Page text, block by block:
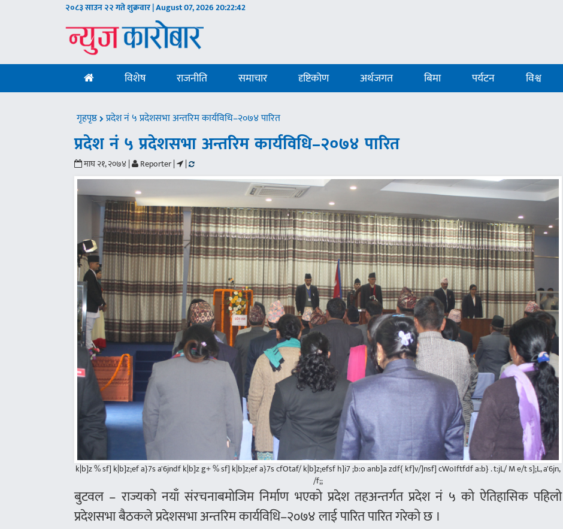
२०८३ साउन २२ गते शुक्रवार | August 07, 202620:22:43
विशेष राजनीति समाचार दृष्टिकोण अर्थजगत बिमा पर्यटन विश्व
गृहपृष्ठ प्रदेश नं ५ प्रदेशसभा अन्तरिम कार्यविधि–२०७४ पारित
प्रदेश नं ५ प्रदेशसभा अन्तरिम कार्यविधि–२०७४ पारित
माघ २१, २०७४ | Reporter | |
k|b]z % sf] k|b]z;ef a}7s a'6jndf k|b]z g+ % sf] k|b]z;ef a}7s cfOtaf/ k|b]z;efsf h]i7 ;b:o anb]a zdf{ kf]v/]nsf] cWoIftfdf a:b} . t:jL/ M e/t s];L, a'6jn,
/f;;
बुटवल – राज्यको नयाँ संरचनाबमोजिम निर्माण भएको प्रदेश तहअन्तर्गत प्रदेश नं ५ को ऐतिहासिक पहिलो
प्रदेशसभा बैठकले प्रदेशसभा अन्तरिम कार्यविधि–२०७४ लाई पारित पारित गरेको छ ।